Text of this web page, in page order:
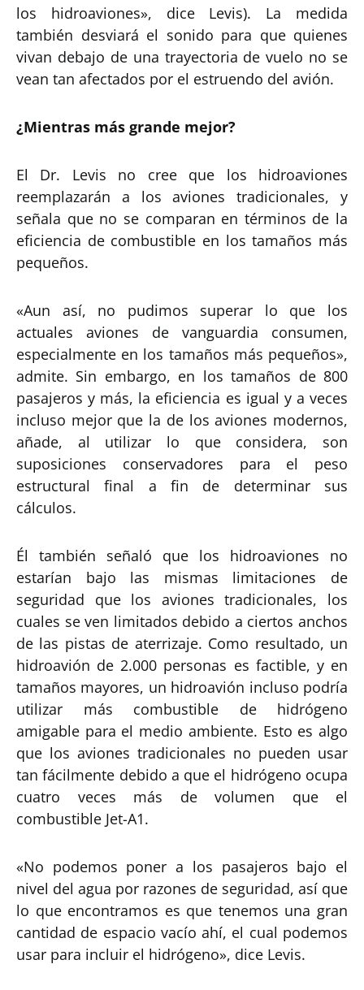
los hidroaviones», dice Levis). La medida
también desviará el sonido para que quienes
vivan debajo de una trayectoria de vuelo no se
vean tan afectados por el estruendo del avión.
¿Mientras más grande mejor?
El Dr. Levis no cree que los hidroaviones
reemplazarán a los aviones tradicionales, y
señala que no se comparan en términos de la
eficiencia de combustible en los tamaños más
pequeños.
«Aun así, no pudimos superar lo que los
actuales aviones de vanguardia consumen,
especialmente en los tamaños más pequeños»,
admite. Sin embargo, en los tamaños de 800
pasajeros y más, la eficiencia es igual y a veces
incluso mejor que la de los aviones modernos,
añade, al utilizar lo que considera, son
suposiciones conservadores para el peso
estructural final a fin de determinar sus
cálculos.
Él también señaló que los hidroaviones no
estarían bajo las mismas limitaciones de
seguridad que los aviones tradicionales, los
cuales se ven limitados debido a ciertos anchos
de las pistas de aterrizaje. Como resultado, un
hidroavión de 2.000 personas es factible, y en
tamaños mayores, un hidroavión incluso podría
utilizar más combustible de hidrógeno
amigable para el medio ambiente. Esto es algo
que los aviones tradicionales no pueden usar
tan fácilmente debido a que el hidrógeno ocupa
cuatro veces más de volumen que el
combustible Jet-A1.
«No podemos poner a los pasajeros bajo el
nivel del agua por razones de seguridad, así que
lo que encontramos es que tenemos una gran
cantidad de espacio vacío ahí, el cual podemos
usar para incluir el hidrógeno», dice Levis.